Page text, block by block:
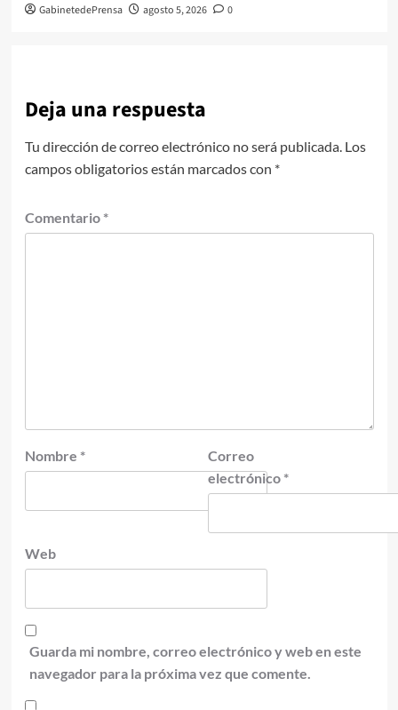
GabinetedePrensa agosto 5, 2026 0
Deja una respuesta
Tu dirección de correo electrónico no será publicada. Los
campos obligatorios están marcados con *
Comentario *
Nombre *
Correo
electrónico *
Web
Guarda mi nombre, correo electrónico y web en este
navegador para la próxima vez que comente.